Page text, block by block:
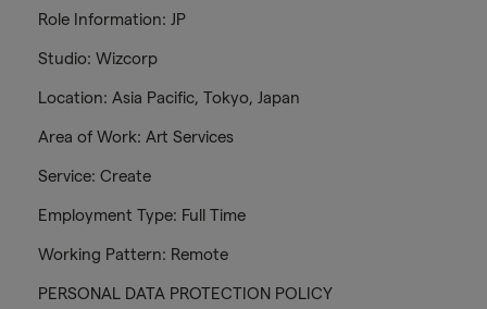
Role Information: JP
Studio: Wizcorp
Location: Asia Pacific, Tokyo, Japan
Area of Work: Art Services
Service: Create
Employment Type: Full Time
Working Pattern: Remote
PERSONAL DATA PROTECTION POLICY